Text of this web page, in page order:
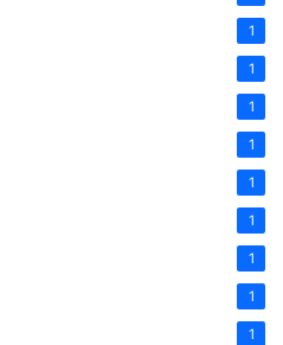
1
1
1
1
1
1
1
1
1